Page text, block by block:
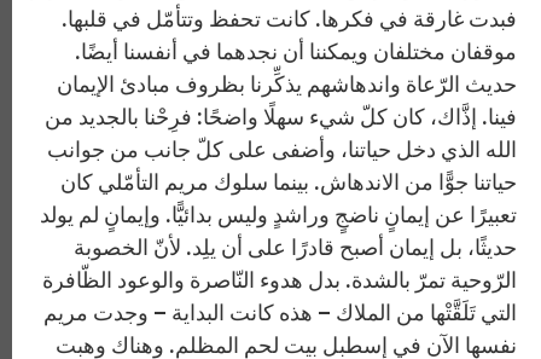
فبدت غارقة في فكرها. كانت تحفظ وتتأمّل في قلبها.
موقفان مختلفان ويمكننا أن نجدهما في أنفسنا أيضًا.
حديث الرّعاة واندهاشهم يذكِّرنا بظروف مبادئ الإيمان
فينا. إذَّاك، كان كلّ شيء سهلًا واضحًا: فرِحْنا بالجديد من
الله الذي دخل حياتنا، وأضفى على كلّ جانب من جوانب
حياتنا جوًّا من الاندهاش. بينما سلوك مريم التأمّلي كان
تعبيرًا عن إيمانٍ ناضجٍ وراشدٍ وليس بدائيًّا. وإيمانٍ لم يولد
حديثًا، بل إيمان أصبح قادرًا على أن يلِد. لأنّ الخصوبة
الرّوحية تمرّ بالشدة. بدل هدوء النّاصرة والوعود الظّافرة
التي تَلَقَّتْها من الملاك – هذه كانت البداية – وجدت مريم
نفسها الآن في إسطبل بيت لحم المظلم. وهناك وهبت